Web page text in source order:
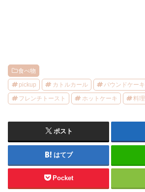
食べ物
pickup カトルカール パウンドケーキ
フレンチトースト ホットケーキ 料理
ポスト
はてブ
Pocket